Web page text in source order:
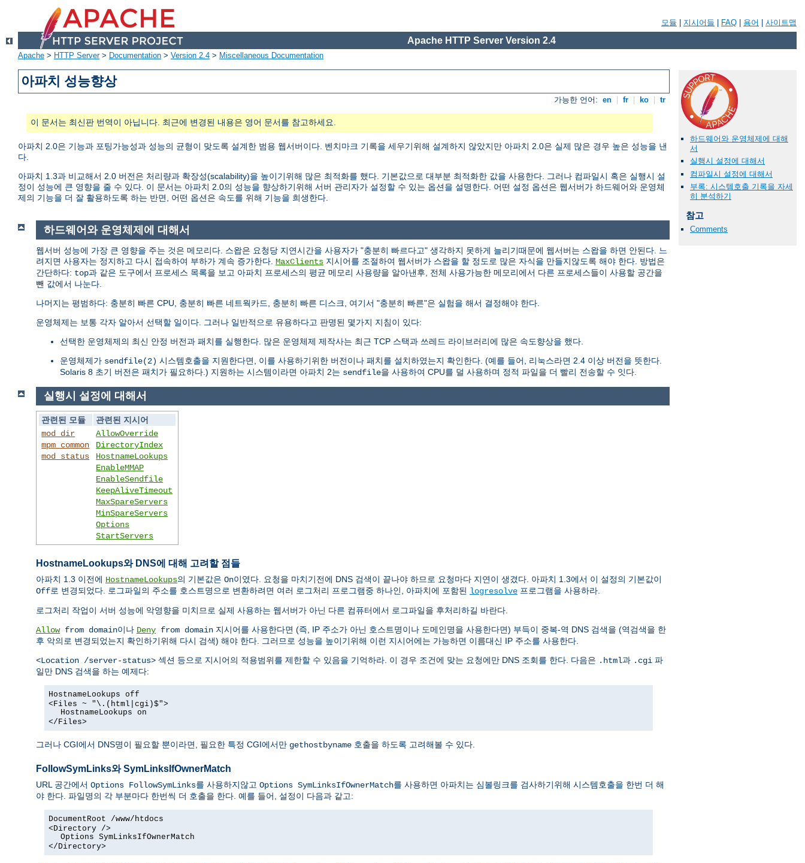
모듈 지시어들 FAQ 용어 사이트맵
Apache HTTP Server Version 2.4
Apache > HTTP Server> Documentation > Version 2.4 > Miscellaneous Documentation
아파치 성능향상
가능한 언어: en fr ko tr
이 문서는 최신판 번역이 아닙니다. 최근에 변경된 내용은 영어 문서를 참고하세요.
아파치 2.0은 기능과 포팅가능성과 성능의 균형이 맞도록 설계한 범용 웹서버이다. 벤치마크 기록을 세우기위해 설계하지 않았지만 아파치 2.0은 실제 많은 경우 높은 성능을 낸
다.
아파치 1.3과 비교해서 2.0 버전은 처리량과 확장성(scalability)을 높이기위해 많은 최적화를 했다. 기본값으로 대부분 최적화한 값을 사용한다. 그러나 컴파일시 혹은 실행시 설
정이 성능에 큰 영향을 줄 수 있다. 이 문서는 아파치 2.0의 성능을 향상하기위해 서버 관리자가 설정할 수 있는 옵션을 설명한다. 어떤 설정 옵션은 웹서버가 하드웨어와 운영체
제의 기능을 더 잘 활용하도록 하는 반면, 어떤 옵션은 속도를 위해 기능을 희생한다.
하드웨어와 운영체제에 대해
서
실행시 설정에 대해서
컴파일시 설정에 대해서
부록: 시스템호출 기록을 자세
히 분석하기
참고
Comments
하드웨어와 운영체제에 대해서
웹서버 성능에 가장 큰 영향을 주는 것은 메모리다. 스왑은 요청당 지연시간을 사용자가 "충분히 빠르다고" 생각하지 못하게 늘리기때문에 웹서버는 스왑을 하면 안된다. 느
려지면 사용자는 정지하고 다시 접속하여 부하가 계속 증가한다. MaxClients 지시어를 조절하여 웹서버가 스왑을 할 정도로 많은 자식을 만들지않도록 해야 한다. 방법은
간단하다: top과 같은 도구에서 프로세스 목록을 보고 아파치 프로세스의 평균 메모리 사용량을 알아낸후, 전체 사용가능한 메모리에서 다른 프로세스들이 사용할 공간을
뺀 값에서 나눈다.
나머지는 평범하다: 충분히 빠른 CPU, 충분히 빠른 네트웍카드, 충분히 빠른 디스크, 여기서 "충분히 빠른"은 실험을 해서 결정해야 한다.
운영체제는 보통 각자 알아서 선택할 일이다. 그러나 일반적으로 유용하다고 판명된 몇가지 지침이 있다:
선택한 운영체제의 최신 안정 버전과 패치를 실행한다. 많은 운영체제 제작사는 최근 TCP 스택과 쓰레드 라이브러리에 많은 속도향상을 했다.
운영체제가 sendfile(2) 시스템호출을 지원한다면, 이를 사용하기위한 버전이나 패치를 설치하였는지 확인한다. (예를 들어, 리눅스라면 2.4 이상 버전을 뜻한다.
Solaris 8 초기 버전은 패치가 필요하다.) 지원하는 시스템이라면 아파치 2는 sendfile을 사용하여 CPU를 덜 사용하며 정적 파일을 더 빨리 전송할 수 잇다.
실행시 설정에 대해서
관련된 모듈
관련된 지시어
mod_dir
mpm_common
mod_status
AllowOverride
DirectoryIndex
HostnameLookups
EnableMMAP
EnableSendfile
KeepAliveTimeout
MaxSpareServers
MinSpareServers
Options
StartServers
HostnameLookups와 DNS에 대해 고려할 점들
아파치 1.3 이전에 HostnameLookups의 기본값은 On이였다. 요청을 마치기전에 DNS 검색이 끝나야 하므로 요청마다 지연이 생겼다. 아파치 1.3에서 이 설정의 기본값이
Off로 변경되었다. 로그파일의 주소를 호스트명으로 변환하려면 여러 로그처리 프로그램중 하나인, 아파치에 포함된 logresolve 프로그램을 사용하라.
로그처리 작업이 서버 성능에 악영향을 미치므로 실제 사용하는 웹서버가 아닌 다른 컴퓨터에서 로그파일을 후처리하길 바란다.
Allowfrom domain이나 Deny from domain 지시어를 사용한다면 (즉, IP 주소가 아닌 호스트명이나 도메인명을 사용한다면) 부득이 중복-역 DNS 검색을 (역검색을 한
후 악의로 변경되었는지 확인하기위해 다시 검색) 해야 한다. 그러므로 성능을 높이기위해 이런 지시어에는 가능하면 이름대신 IP 주소를 사용한다.
<Location /server-status> 섹션 등으로 지시어의 적용범위를 제한할 수 있음을 기억하라. 이 경우 조건에 맞는 요청에만 DNS 조회를 한다. 다음은 .html과 .cgi 파
일만 DNS 검색을 하는 예제다:
HostnameLookups off
<Files ~ "\.(html|cgi)$">
HostnameLookups on
</Files>
그러나 CGI에서 DNS명이 필요할 뿐이라면, 필요한 특정 CGI에서만 gethostbyname 호출을 하도록 고려해볼 수 있다.
FollowSymLinks와 SymLinksIfOwnerMatch
URL 공간에서 Options FollowSymLinks를 사용하지않고 Options SymLinksIfOwnerMatch를 사용하면 아파치는 심볼링크를 검사하기위해 시스템호출을 한번 더 해
야 한다. 파일명의 각 부분마다 한번씩 더 호출을 한다. 예를 들어, 설정이 다음과 같고:
DocumentRoot /www/htdocs
<Directory />
Options SymLinksIfOwnerMatch
</Directory>